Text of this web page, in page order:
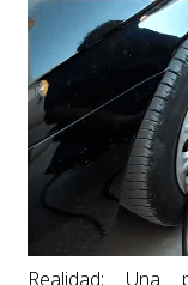
Realidad: Una